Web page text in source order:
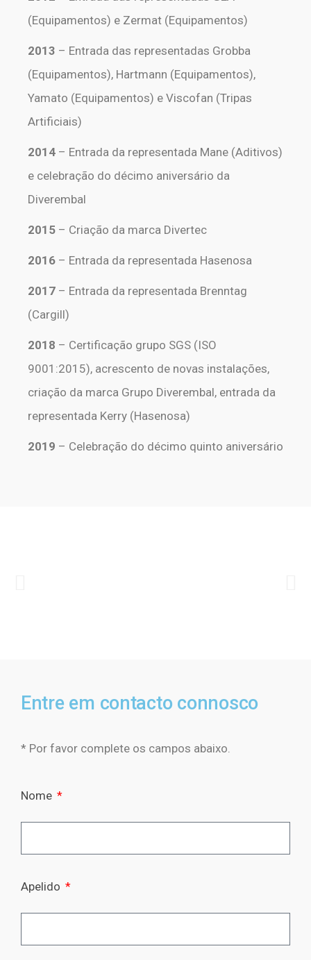
(Equipamentos) e Zermat (Equipamentos)
2013 – Entrada das representadas Grobba
(Equipamentos), Hartmann (Equipamentos),
Yamato (Equipamentos) e Viscofan (Tripas
Artificiais)
2014 – Entrada da representada Mane (Aditivos)
e celebração do décimo aniversário da
Diverembal
2015 – Criação da marca Divertec
2016 – Entrada da representada Hasenosa
2017 – Entrada da representada Brenntag
(Cargill)
2018 – Certificação grupo SGS (ISO
9001:2015), acrescento de novas instalações,
criação da marca Grupo Diverembal, entrada da
representada Kerry (Hasenosa)
2019 – Celebração do décimo quinto aniversário
Entre em contacto connosco
* Por favor complete os campos abaixo.
Nome
Apelido